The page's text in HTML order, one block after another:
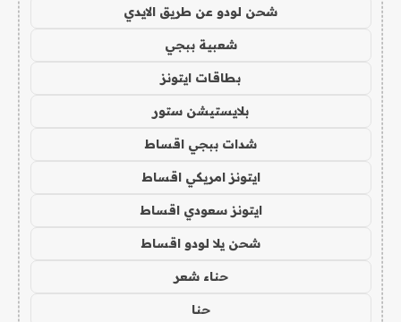
شحن لودو عن طريق الايدي
شعبية ببجي
بطاقات ايتونز
بلايستيشن ستور
شدات ببجي اقساط
ايتونز امريكي اقساط
ايتونز سعودي اقساط
شحن يلا لودو اقساط
حناء شعر
حنا